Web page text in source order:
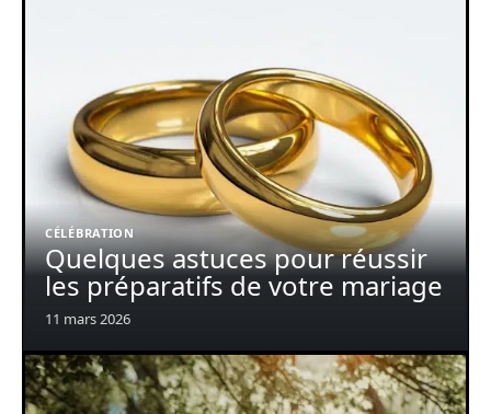
CÉLÉBRATION
Quelques astuces pour réussir
les préparatifs de votre mariage
11 mars 2026